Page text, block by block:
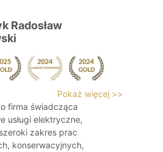
Radosław
Pokaż więcej >>
firma świadcząca
usługi elektryczne,
zakres prac
konserwacyjnych,